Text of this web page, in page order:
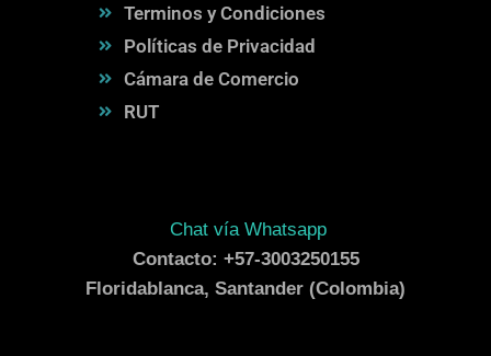
Terminos y Condiciones
Políticas de Privacidad
Cámara de Comercio
RUT
Chat vía Whatsapp
Contacto: +57-3003250155
Floridablanca, Santander (Colombia)